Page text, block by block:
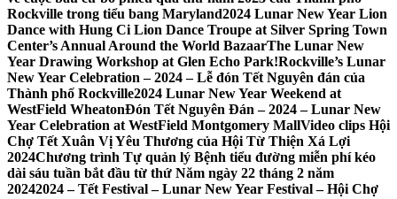
Rockville trong tiểu bang Maryland2024 Lunar New Year Lion
Dance with Hung Ci Lion Dance Troupe at Silver Spring Town
Center’s Annual Around the World BazaarThe Lunar New
Year Drawing Workshop at Glen Echo Park!Rockville’s Lunar
New Year Celebration – 2024 – Lễ đón Tết Nguyên đán của
Thành phố Rockville2024 Lunar New Year Weekend at
WestField WheatonĐón Tết Nguyên Đán – 2024 – Lunar New
Year Celebration at WestField Montgomery MallVideo clips Hội
Chợ Tết Xuân Vị Yêu Thương của Hội Từ Thiện Xá Lợi
2024Chương trình Tự quản lý Bệnh tiểu đường miễn phí kéo
dài sáu tuần bắt đầu từ thứ Năm ngày 22 tháng 2 năm
20242024 – Tết Festival – Lunar New Year Festival – Hội Chợ